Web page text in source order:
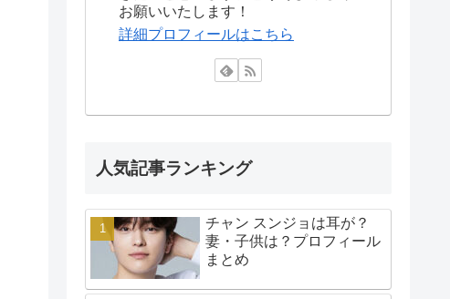
お願いいたします！
詳細プロフィールはこちら
人気記事ランキング
チャン スンジョは耳が？
妻・子供は？プロフィール
まとめ